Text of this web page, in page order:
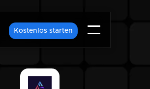
Kostenlos starten